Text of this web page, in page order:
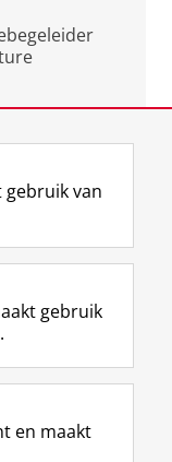
R
S
-
f
e
R
I
n
t
r
m
Y
o
T
e
k
gebruik van
gebruik
en maakt